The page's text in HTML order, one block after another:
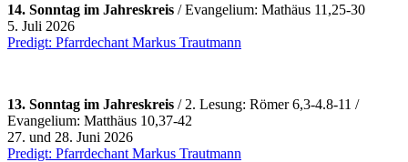
14. Sonntag im Jahreskreis / Evangelium: Mathäus 11,25-30
5. Juli 2026
Predigt: Pfarrdechant Markus Trautmann
13. Sonntag im Jahreskreis / 2. Lesung: Römer 6,3-4.8-11 /
Evangelium: Matthäus 10,37-42
27. und 28. Juni 2026
Predigt: Pfarrdechant Markus Trautmann